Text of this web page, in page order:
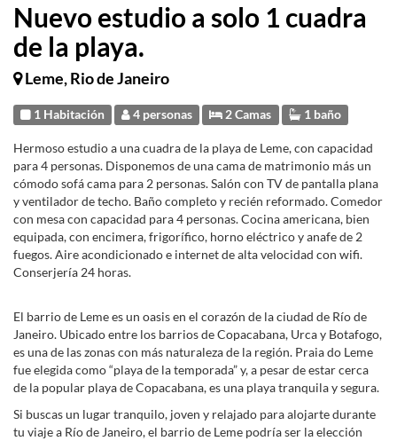
Nuevo estudio a solo 1 cuadra
de la playa.
Leme, Rio de Janeiro
1 Habitación 4 personas 2 Camas 1 baño
Hermoso estudio a una cuadra de la playa de Leme, con capacidad
para 4 personas. Disponemos de una cama de matrimonio más un
cómodo sofá cama para 2 personas. Salón con TV de pantalla plana
y ventilador de techo. Baño completo y recién reformado. Comedor
con mesa con capacidad para 4 personas. Cocina americana, bien
equipada, con encimera, frigorífico, horno eléctrico y anafe de 2
fuegos. Aire acondicionado e internet de alta velocidad con wifi.
Conserjería 24 horas.
El barrio de Leme es un oasis en el corazón de la ciudad de Río de
Janeiro. Ubicado entre los barrios de Copacabana, Urca y Botafogo,
es una de las zonas con más naturaleza de la región. Praia do Leme
fue elegida como “playa de la temporada” y, a pesar de estar cerca
de la popular playa de Copacabana, es una playa tranquila y segura.
Si buscas un lugar tranquilo, joven y relajado para alojarte durante
tu viaje a Río de Janeiro, el barrio de Leme podría ser la elección